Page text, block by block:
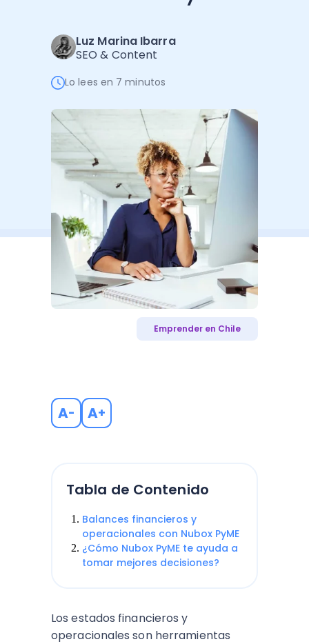
Ver todo
Ver Todo
Luz Marina Ibarra
SEO & Content
Lo lees en 7 minutos
Emprender en Chile
A- A+
Tabla de Contenido
Balances financieros y
operacionales con Nubox PyME
¿Cómo Nubox PyME te ayuda a
tomar mejores decisiones?
Los estados financieros y
operacionales son herramientas